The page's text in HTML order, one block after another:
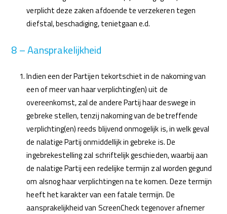
verplicht deze zaken afdoende te verzekeren tegen
diefstal, beschadiging, tenietgaan e.d.
8 – Aansprakelijkheid
Indien een der Partijen tekortschiet in de nakoming van
een of meer van haar verplichting(en) uit de
overeenkomst, zal de andere Partij haar deswege in
gebreke stellen, tenzij nakoming van de betreffende
verplichting(en) reeds blijvend onmogelijk is, in welk geval
de nalatige Partij onmiddellijk in gebreke is. De
ingebrekestelling zal schriftelijk geschieden, waarbij aan
de nalatige Partij een redelijke termijn zal worden gegund
om alsnog haar verplichtingen na te komen. Deze termijn
heeft het karakter van een fatale termijn. De
aansprakelijkheid van ScreenCheck tegenover afnemer